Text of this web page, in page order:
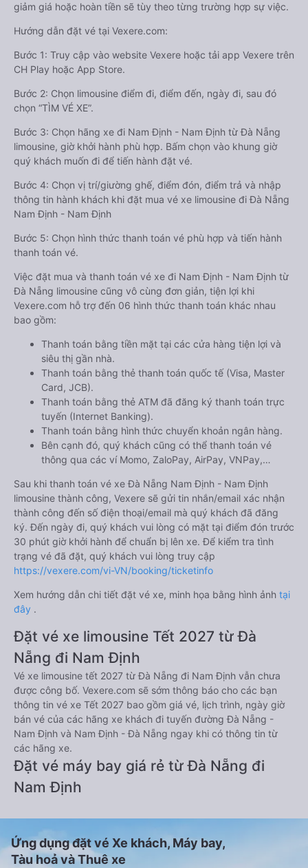
giảm giá hoặc hoàn tiền sẽ tùy theo từng trường hợp sự việc.
Hướng dẫn đặt vé tại Vexere.com:
Bước 1: Truy cập vào website Vexere hoặc tải app Vexere trên
CH Play hoặc App Store.
Bước 2: Chọn limousine điểm đi, điểm đến, ngày đi, sau đó
chọn “TÌM VÉ XE”.
Bước 3: Chọn hãng xe đi Nam Định - Nam Định từ Đà Nẵng
limousine, giờ khởi hành phù hợp. Bấm chọn vào khung giờ
quý khách muốn đi để tiến hành đặt vé.
Bước 4: Chọn vị trí/giường ghế, điểm đón, điểm trả và nhập
thông tin hành khách khi đặt mua vé xe limousine đi Đà Nẵng
Nam Định - Nam Định
Bước 5: Chọn hình thức thanh toán vé phù hợp và tiến hành
thanh toán vé.
Việc đặt mua và thanh toán vé xe đi Nam Định - Nam Định từ
Đà Nẵng limousine cũng vô cùng đơn giản, tiện lợi khi
Vexere.com hỗ trợ đến 06 hình thức thanh toán khác nhau
bao gồm:
Thanh toán bằng tiền mặt tại các cửa hàng tiện lợi và
siêu thị gần nhà.
Thanh toán bằng thẻ thanh toán quốc tế (Visa, Master
Card, JCB).
Thanh toán bằng thẻ ATM đã đăng ký thanh toán trực
tuyến (Internet Banking).
Thanh toán bằng hình thức chuyển khoản ngân hàng.
Bên cạnh đó, quý khách cũng có thể thanh toán vé
thông qua các ví Momo, ZaloPay, AirPay, VNPay,…
Sau khi thanh toán vé xe Đà Nẵng Nam Định - Nam Định
limousine thành công, Vexere sẽ gửi tin nhắn/email xác nhận
thành công đến số điện thoại/email mà quý khách đã đăng
ký. Đến ngày đi, quý khách vui lòng có mặt tại điểm đón trước
30 phút giờ khởi hành để chuẩn bị lên xe. Để kiểm tra tình
trạng vé đã đặt, quý khách vui lòng truy cập
https://vexere.com/vi-VN/booking/ticketinfo
Xem hướng dẫn chi tiết đặt vé xe, minh họa bằng hình ảnh tại
đây .
Đặt vé xe limousine Tết 2027 từ Đà
Nẵng đi Nam Định
Vé xe limousine tết 2027 từ Đà Nẵng đi Nam Định vẫn chưa
được công bố. Vexere.com sẽ sớm thông báo cho các bạn
thông tin vé xe Tết 2027 bao gồm giá vé, lịch trình, ngày giờ
bán vé của các hãng xe khách đi tuyến đường Đà Nẵng -
Nam Định và Nam Định - Đà Nẵng ngay khi có thông tin từ
các hãng xe.
Đặt vé máy bay giá rẻ từ Đà Nẵng đi
Nam Định
Ứng dụng đặt vé Xe khách, Máy bay,
Tàu hoả và Thuê xe